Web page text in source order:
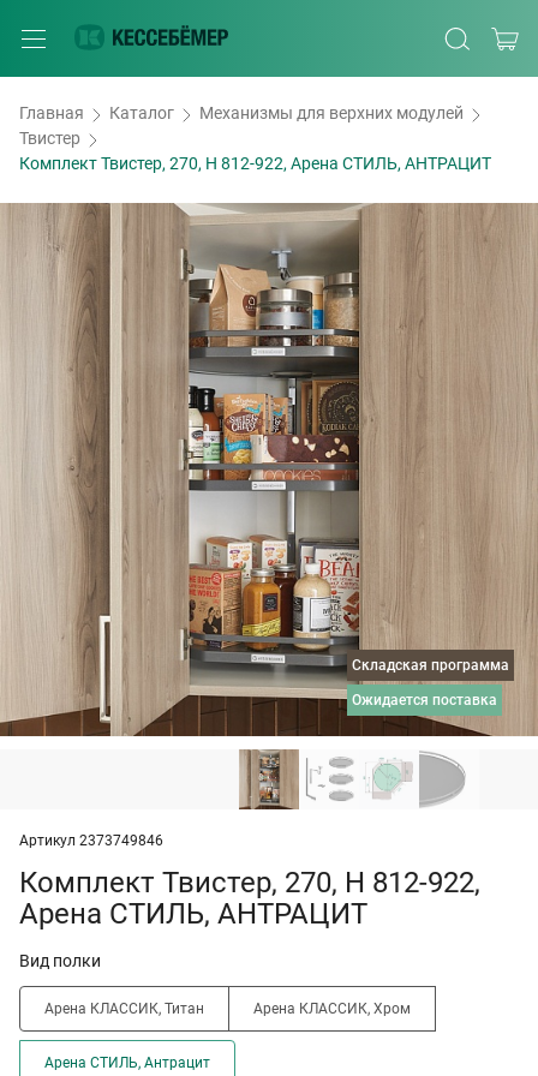
Главная Каталог
Механизмы для верхних модулей
Твистер
Комплект Твистер, 270, H 812-922, Арена СТИЛЬ, АНТРАЦИТ
Складская программа
ожидается поставка
Артикул 2373749846
Комплект Твистер, 270, H 812-922,
Арена СТИЛЬ, АНТРАЦИТ
Вид полки
Арена КЛАССИК, Титан Арена КЛАССИК, Хром
Арена СТИЛЬ, Антрацит